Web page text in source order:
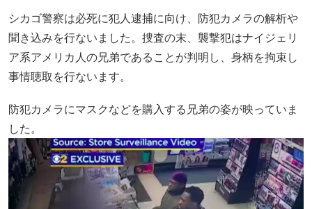
シカゴ警察は必死に犯人逮捕に向け、防犯カメラの解析や
聞き込みを行ないました。捜査の末、襲撃犯はナイジェリ
ア系アメリカ人の兄弟であることが判明し、身柄を拘束し
事情聴取を行ないます。
防犯カメラにマスクなどを購入する兄弟の姿が映っていま
した。